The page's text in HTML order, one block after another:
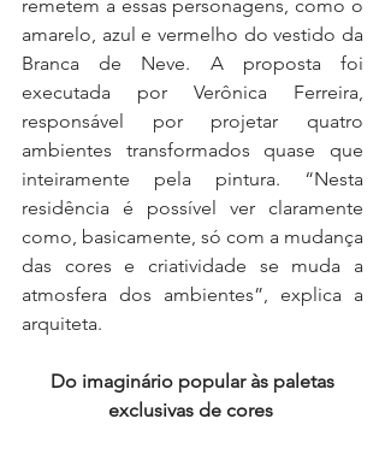
remetem a essas personagens, como o
amarelo, azul e vermelho do vestido da
Branca de Neve. A proposta foi
executada por Verônica Ferreira,
responsável por projetar quatro
ambientes transformados quase que
inteiramente pela pintura. “Nesta
residência é possível ver claramente
como, basicamente, só com a mudança
das cores e criatividade se muda a
atmosfera dos ambientes”, explica a
arquiteta.
Do imaginário popular às paletas
exclusivas de cores